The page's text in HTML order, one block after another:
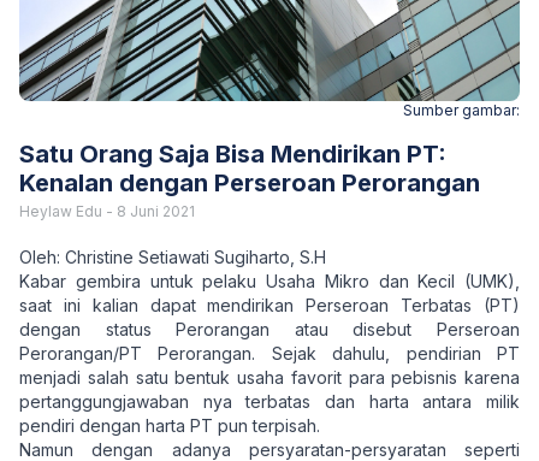
Sumber gambar:
Satu Orang Saja Bisa Mendirikan PT:
Kenalan dengan Perseroan Perorangan
Heylaw Edu - 8 Juni 2021
Oleh: Christine Setiawati Sugiharto, S.H
Kabar gembira untuk pelaku Usaha Mikro dan Kecil (UMK),
saat ini kalian dapat mendirikan Perseroan Terbatas (PT)
dengan status Perorangan atau disebut Perseroan
Perorangan/PT Perorangan. Sejak dahulu, pendirian PT
menjadi salah satu bentuk usaha favorit para pebisnis karena
pertanggungjawaban nya terbatas dan harta antara milik
pendiri dengan harta PT pun terpisah.
Namun dengan adanya persyaratan-persyaratan seperti